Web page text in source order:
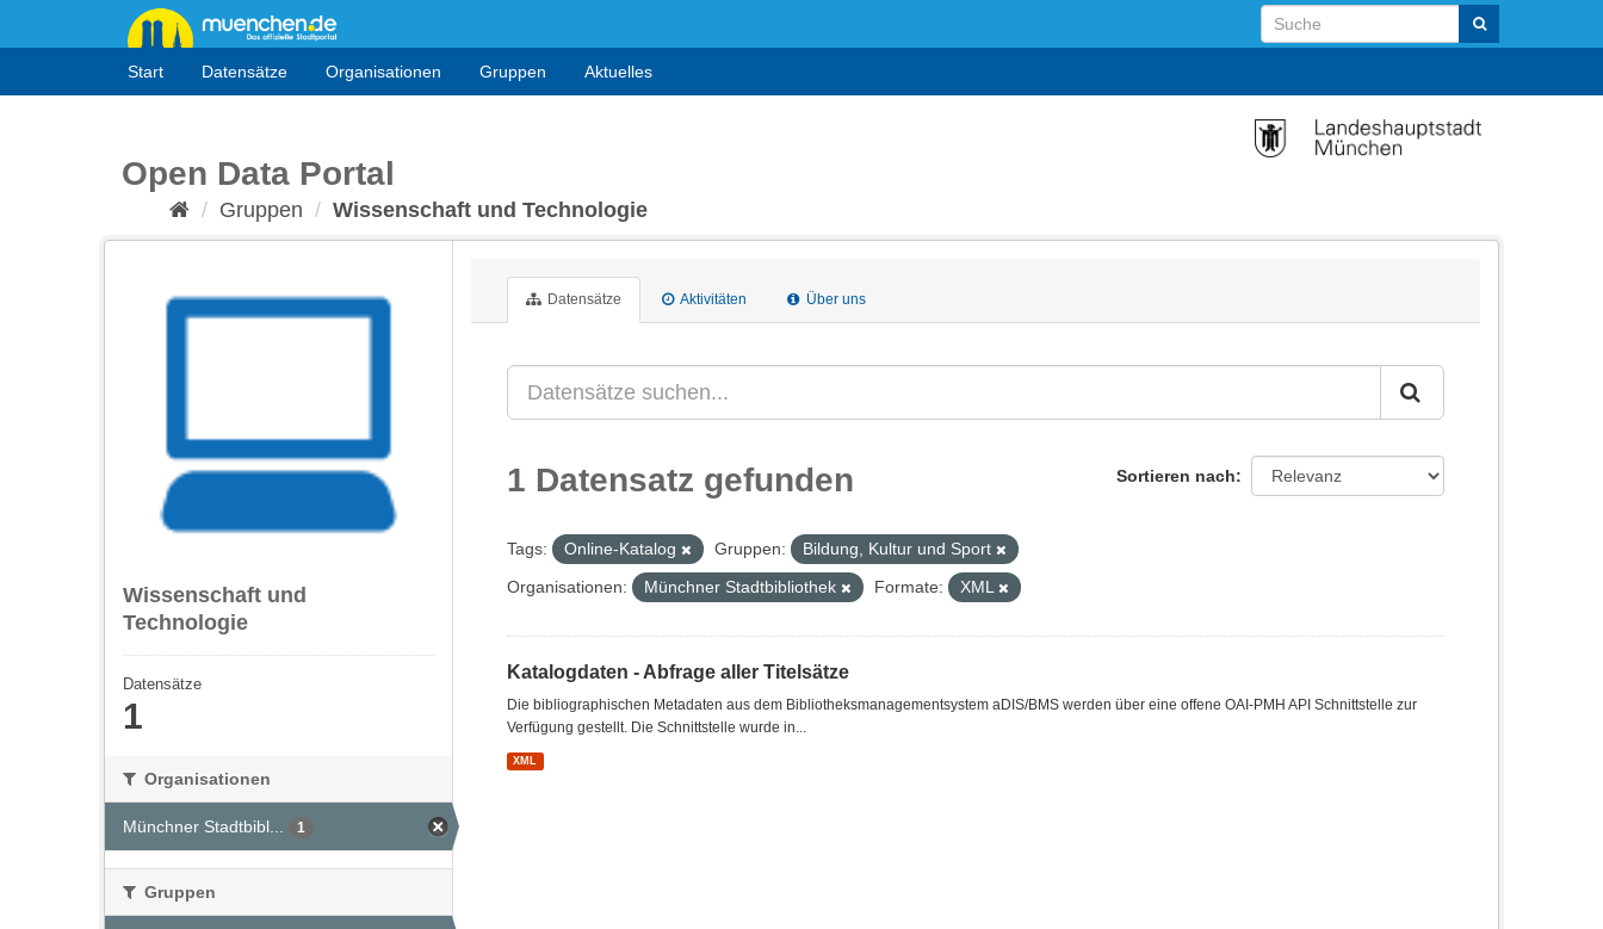
Start Datensätze Organisationen Gruppen Aktuelles
Open Data Portal
Gruppen Wissenschaft und Technologie
Wissenschaft und
Technologie
Datensätze
1
Organisationen
Münchner Stadtbibl... 1
Gruppen
Datensätze Aktivitäten Über uns
Sortieren nach
1 Datensatz gefunden
Tags: Online-Katalog Gruppen:
Bildung, Kultur und Sport
Organisationen:
Münchner Stadtbibliothek Formate: XML
Katalogdaten - Abfrage aller Titelsätze
Die bibliographischen Metadaten aus dem Bibliotheksmanagementsystem aDIS/BMS werden über eine offene OAI-PMH API Schnittstelle zur
Verfügung gestellt. Die Schnittstelle wurde in...
XML